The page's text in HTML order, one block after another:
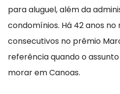
para aluguel, além da
condomínios. Há 42 anos no
consecutivos no prêmio
referência quando o
morar em Canoas.